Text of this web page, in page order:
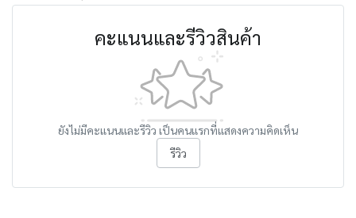
คะแนนและรีวิวสินค้า
ยังไม่มีคะแนนและรีวิว เป็นคนแรกที่แสดงความคิดเห็น
รีวิว